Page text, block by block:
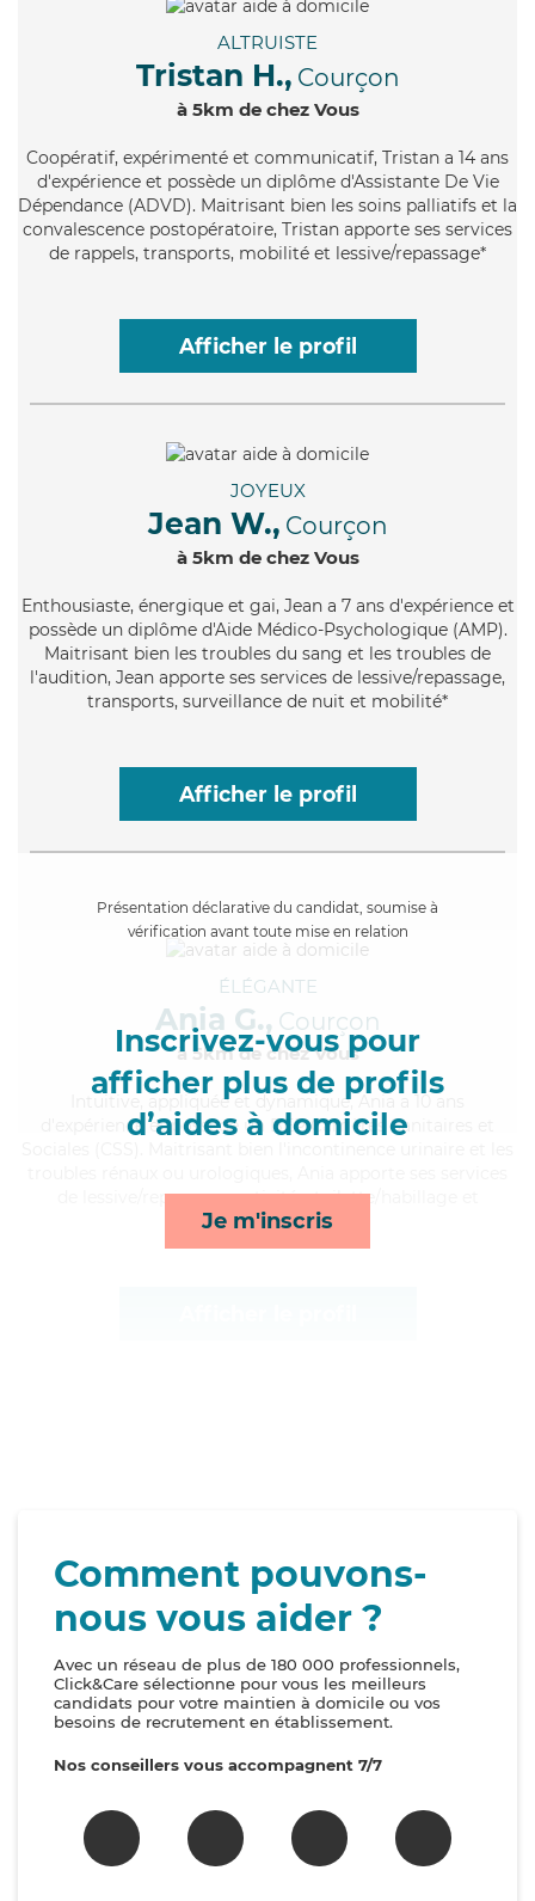
ALTRUISTE
Tristan H., Courçon
à 5km de chez Vous
Coopératif, expérimenté et communicatif, Tristan a 14 ans
d'expérience et possède un diplôme d'Assistante De Vie
Dépendance (ADVD). Maitrisant bien les soins palliatifs et la
convalescence postopératoire, Tristan apporte ses services
de rappels, transports, mobilité et lessive/repassage*
Afficher le profil
JOYEUX
Jean W., Courçon
à 5km de chez Vous
Enthousiaste, énergique et gai, Jean a 7 ans d'expérience et
possède un diplôme d'Aide Médico-Psychologique (AMP).
Maitrisant bien les troubles du sang et les troubles de
l'audition, Jean apporte ses services de lessive/repassage,
transports, surveillance de nuit et mobilité*
Afficher le profil
Présentation déclarative du candidat, soumise à
vérification avant toute mise en relation
Inscrivez-vous pour
afficher plus de profils
d’aides à domicile
Je m'inscris
ÉLÉGANTE
Ania G., Courçon
à 5km de chez Vous
, appliquée et dynamique, Ania a 10 ans
d'expérience et possède un BEP Carrières Sanitaires et
de lessive/repassage, activités, toilette/habillage et
transports*
Comment pouvons-
nous vous aider ?
Avec un réseau de plus de 180 000 professionnels,
Click&Care sélectionne pour vous les meilleurs
candidats pour votre maintien à domicile ou vos
besoins de recrutement en établissement.
Nos conseillers vous accompagnent 7/7